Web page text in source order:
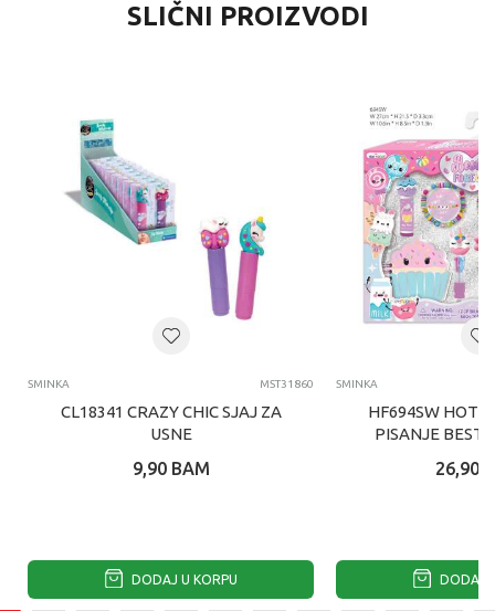
SLIČNI PROIZVODI
SMINKA MST31860
CL18341 CRAZY CHIC SJAJ ZA
USNE
9,90 BAM
DODAJ U KORPU
SMINKA
HF694SW HOT
PISANJE
26,90
DODAJ